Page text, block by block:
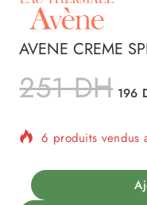
AVENE CREME
251DH 196
6 produits vendus